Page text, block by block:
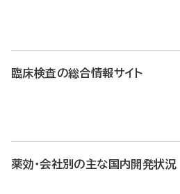
臨床検査の総合情報サイト
薬効・会社別の主な国内開発状況